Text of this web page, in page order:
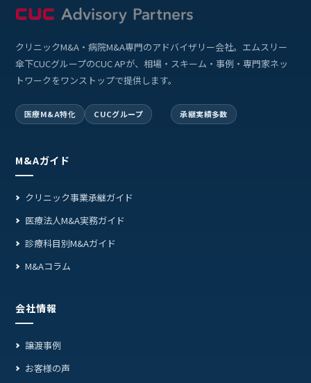
クリニックM&A・病院M&A専門のアドバイザリー会社。エムスリー
傘下CUCグループのCUC APが、相場・スキーム・事例・専門家ネッ
トワークをワンストップで提供します。
医療M&A特化 CUCグループ 承継実績多数
M&Aガイド
クリニック事業承継ガイド
医療法人M&A実務ガイド
診療科目別M&Aガイド
M&Aコラム
会社情報
譲渡事例
お客様の声